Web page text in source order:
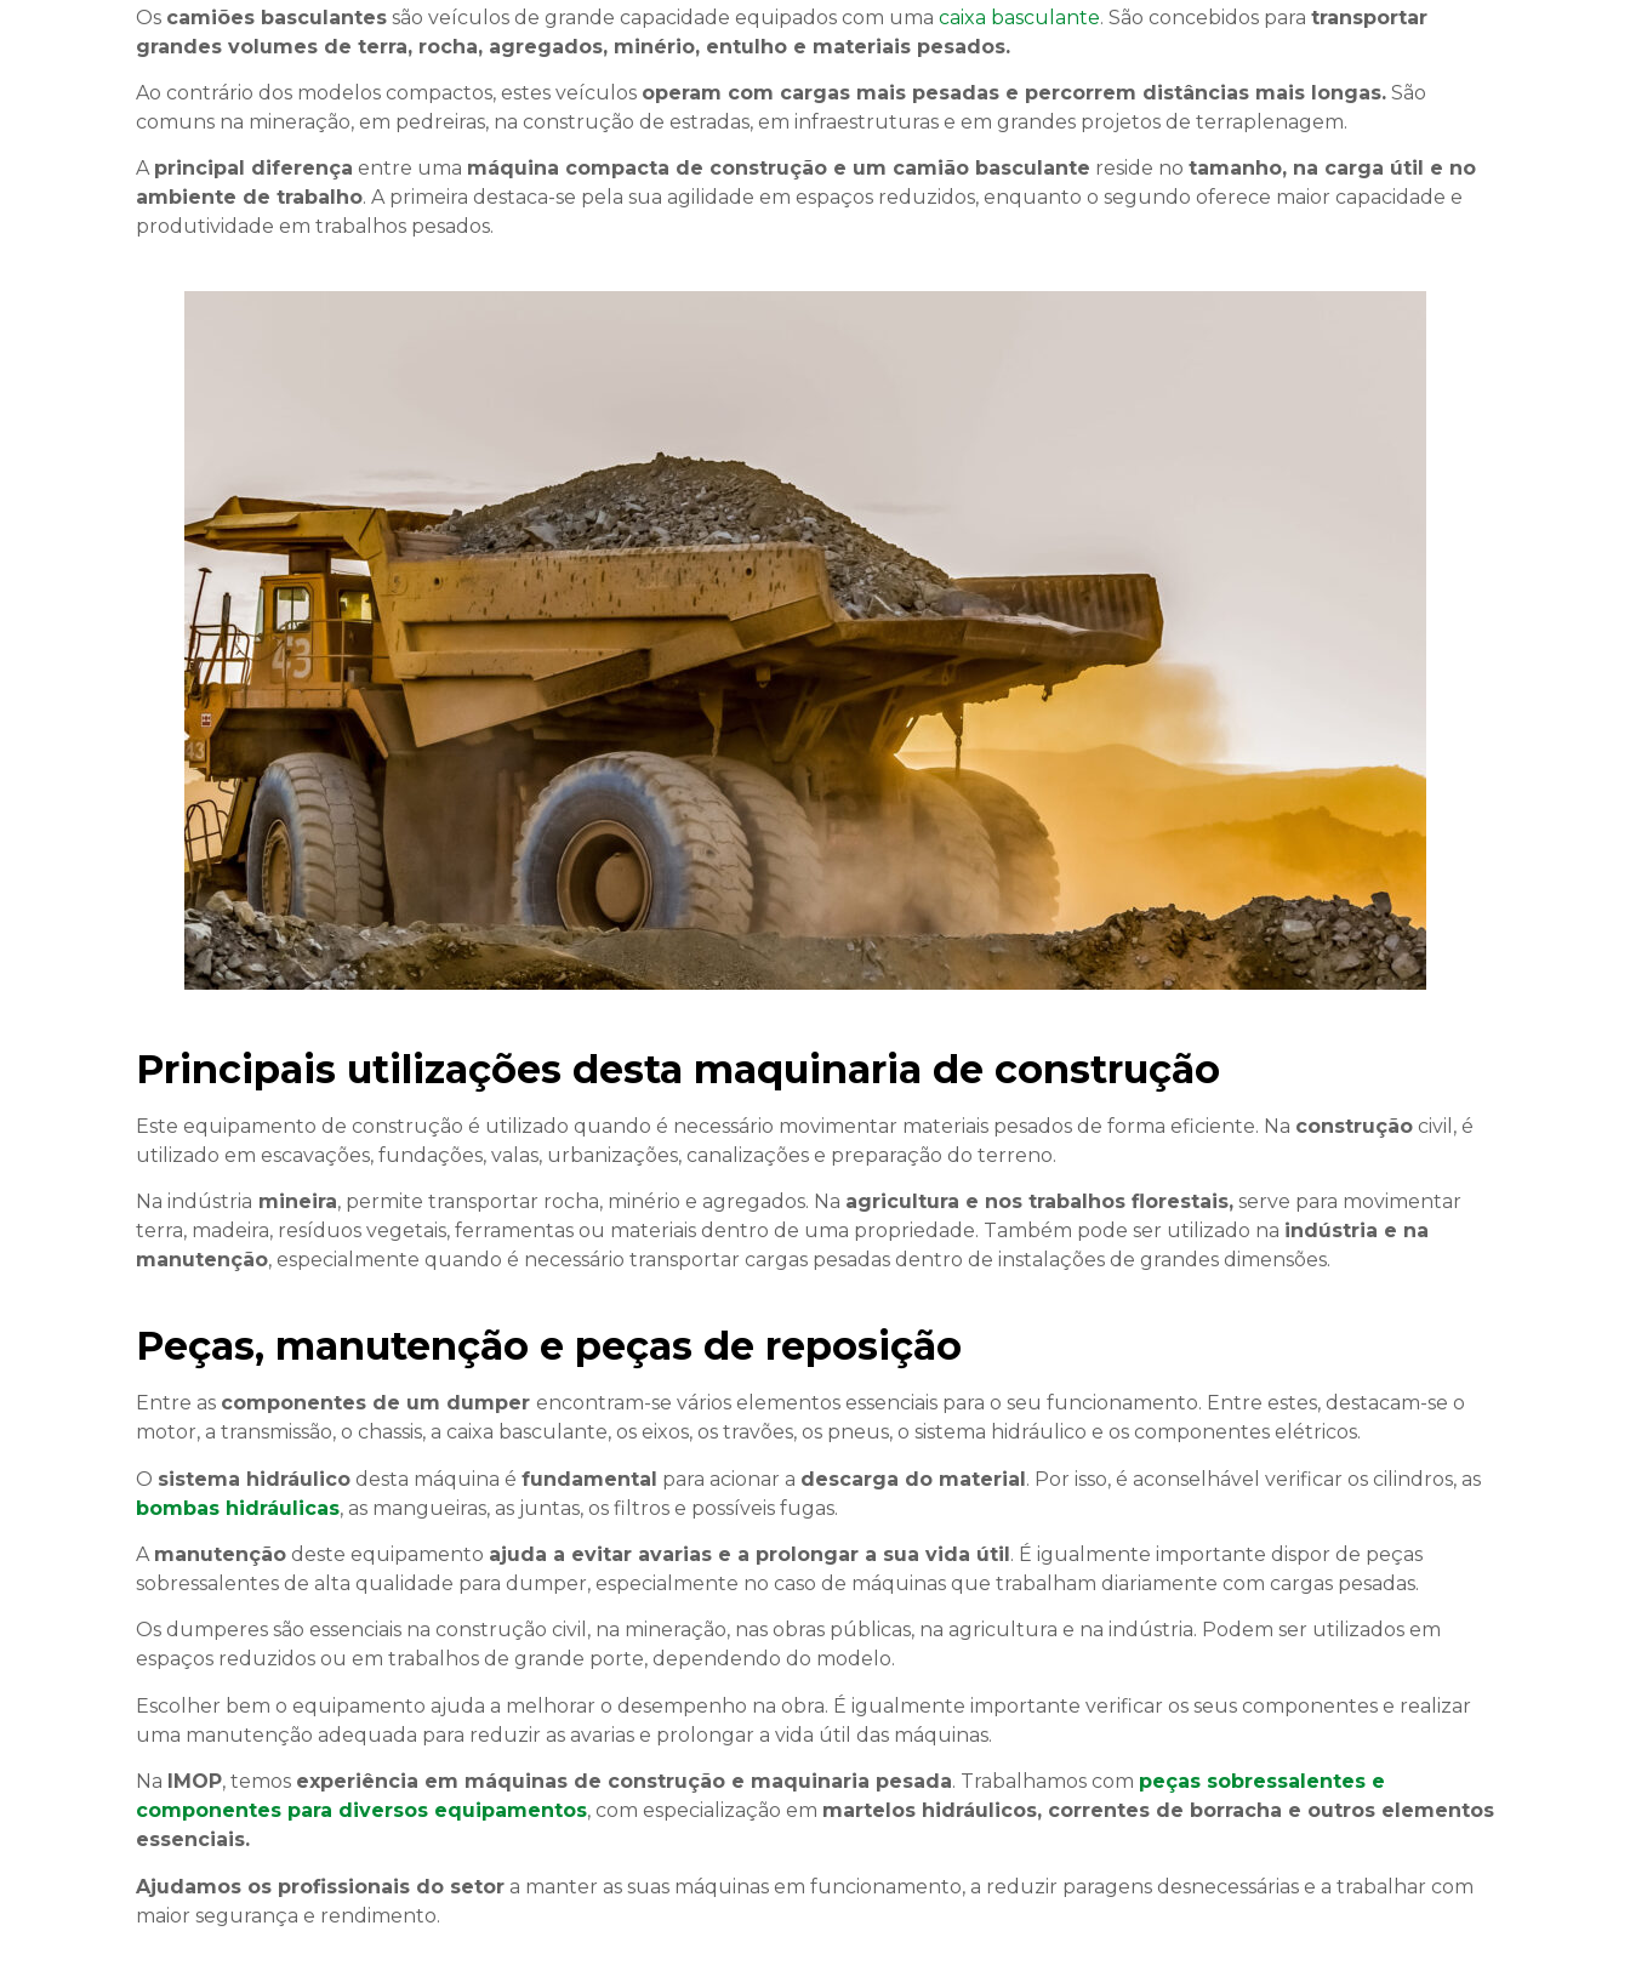
Os camiões basculantes são veículos de grande capacidade equipados com uma caixa basculante. São concebidos para transportar
grandes volumes de terra, rocha, agregados, minério, entulho e materiais pesados.
Ao contrário dos modelos compactos, estes veículos operam com cargas mais pesadas e percorrem distâncias mais longas. São
comuns na mineração, em pedreiras, na construção de estradas, em infraestruturas e em grandes projetos de terraplenagem.
A principal diferença entre uma máquina compacta de construção e um camião basculante reside no tamanho, na carga útil e no
ambiente de trabalho. A primeira destaca-se pela sua agilidade em espaços reduzidos, enquanto o segundo oferece maior capacidade e
produtividade em trabalhos pesados.
Principais utilizações desta maquinaria de construção
Este equipamento de construção é utilizado quando é necessário movimentar materiais pesados de forma eficiente. Na construção civil, é
utilizado em escavações, fundações, valas, urbanizações, canalizações e preparação do terreno.
Na indústria mineira, permite transportar rocha, minério e agregados. Na agricultura e nos trabalhos florestais, serve para movimentar
terra, madeira, resíduos vegetais, ferramentas ou materiais dentro de uma propriedade. Também pode ser utilizado na indústria e na
manutenção, especialmente quando é necessário transportar cargas pesadas dentro de instalações de grandes dimensões.
Peças, manutenção e peças de reposição
Entre as componentes de um dumper encontram-se vários elementos essenciais para o seu funcionamento. Entre estes, destacam-se o
motor, a transmissão, o chassis, a caixa basculante, os eixos, os travões, os pneus, o sistema hidráulico e os componentes elétricos.
O sistema hidráulico desta máquina é fundamental para acionar a descarga do material. Por isso, é aconselhável verificar os cilindros, as
bombas hidráulicas, as mangueiras, as juntas, os filtros e possíveis fugas.
A manutenção deste equipamento ajuda a evitar avarias e a prolongar a sua vida útil. É igualmente importante dispor de peças
sobressalentes de alta qualidade para dumper, especialmente no caso de máquinas que trabalham diariamente com cargas pesadas.
Os dumperes são essenciais na construção civil, na mineração, nas obras públicas, na agricultura e na indústria. Podem ser utilizados em
espaços reduzidos ou em trabalhos de grande porte, dependendo do modelo.
Escolher bem o equipamento ajuda a melhorar o desempenho na obra. É igualmente importante verificar os seus componentes e realizar
uma manutenção adequada para reduzir as avarias e prolongar a vida útil das máquinas.
Na IMOP, temos experiência em máquinas de construção e maquinaria pesada. Trabalhamos com peças sobressalentes e
componentes para diversos equipamentos, com especialização em martelos hidráulicos, correntes de borracha e outros elementos
essenciais.
Ajudamos os profissionais do setor a manter as suas máquinas em funcionamento, a reduzir paragens desnecessárias e a trabalhar com
maior segurança e rendimento.